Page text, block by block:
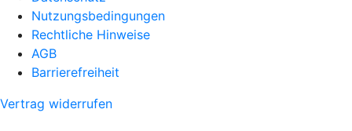
Nutzungsbedingungen
Rechtliche Hinweise
AGB
Barrierefreiheit
Vertrag widerrufen